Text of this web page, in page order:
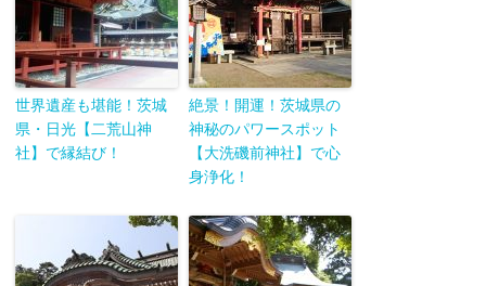
世界遺産も堪能！茨城
県・日光【二荒山神
社】で縁結び！
絶景！開運！茨城県の
神秘のパワースポット
【大洗磯前神社】で心
身浄化！